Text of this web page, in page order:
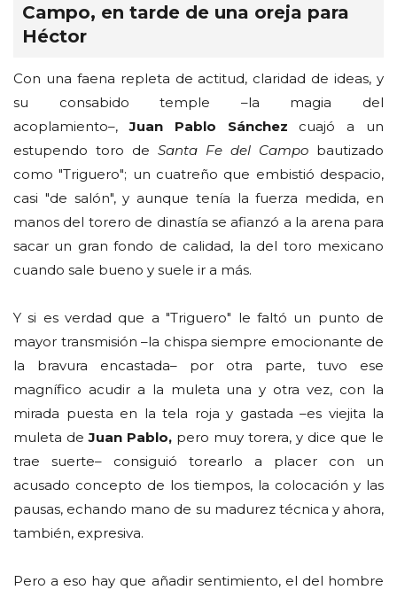
Campo, en tarde de una oreja para
Héctor
Con una faena repleta de actitud, claridad de ideas, y
su consabido temple –la magia del
acoplamiento–,Juan Pablo Sánchez cuajó a un
estupendo toro de Santa Fe del Campo bautizado
como "Triguero"; un cuatreño que embistió despacio,
casi "de salón", y aunque tenía la fuerza medida, en
manos del torero de dinastía se afianzó a la arena para
sacar un gran fondo de calidad, la del toro mexicano
cuando sale bueno y suele ir a más.
Y si es verdad que a "Triguero" le faltó un punto de
mayor transmisión –la chispa siempre emocionante de
la bravura encastada– por otra parte, tuvo ese
magnífico acudir a la muleta una y otra vez, con la
mirada puesta en la tela roja y gastada –es viejita la
muleta deJuan Pablo, pero muy torera, y dice que le
trae suerte– consiguió torearlo a placer con un
acusado concepto de los tiempos, la colocación y las
pausas, echando mano de su madurez técnica y ahora,
también, expresiva.
Pero a eso hay que añadir sentimiento, el del hombre